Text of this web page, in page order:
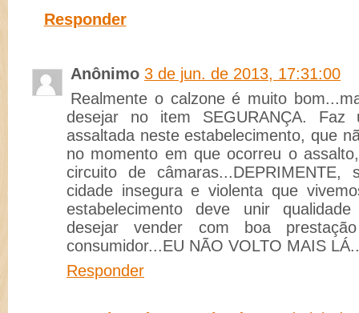
Responder
Anônimo 3 de jun. de 2013, 17:31:00
Realmente o calzone é muito
desejar no item SEGURANÇA.
assaltada neste estabelecimento, que
no momento em que ocorreu o
circuito de câmaras...DEPRIMENTE,
cidade insegura e violenta que
estabelecimento deve unir
desejar vender com boa
consumidor...EU NÃO VOLTO MAIS
Responder